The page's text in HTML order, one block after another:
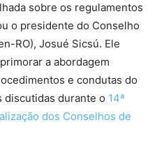
sobre os regulamentos
o presidente do Conselho
RO), Josué Sicsú. Ele
a abordagem
e condutas do
discutidas durante o 14ª
dos Conselhos de